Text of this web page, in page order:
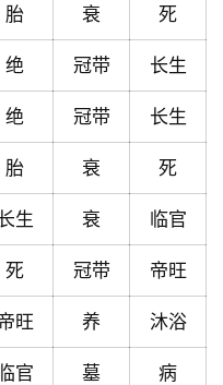
册
胎 衰 死
绝 冠带 长生
绝 冠带 长生
胎 衰 死
生 衰 临官
死 冠带 帝旺
旺 养 沐浴
官 墓 病